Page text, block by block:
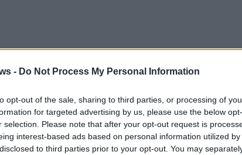
- Do Not Process My Personal Information
opt-out of the sale, sharing to third parties, or processing of
for targeted advertising by us, please use the below
selection. Please note that after your opt-out request is
interest-based ads based on personal information utilized
to third parties prior to your opt-out. You may